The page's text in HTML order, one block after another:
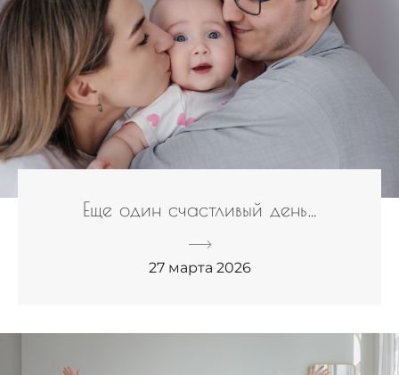
Еще один счастливый день…
27 марта 2026